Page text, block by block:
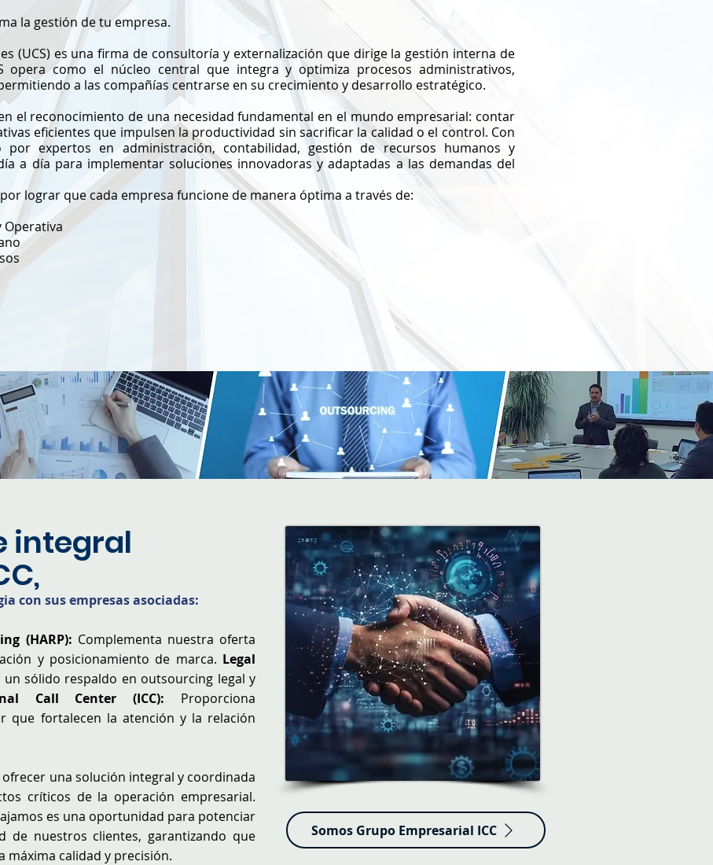
la gestión de tu empresa.
(UCS) es una firma de consultoría y externalización que dirige la gestión interna de
opera como el núcleo central que integra y optimiza procesos administrativos,
a las compañías centrarse en su crecimiento y desarrollo estratégico.
el reconocimiento de una necesidad fundamental en el mundo empresarial: contar
eficientes que impulsen la productividad sin sacrificar la calidad o el control. Con
por expertos en administración, contabilidad, gestión de recursos humanos y
a día para implementar soluciones innovadoras y adaptadas a las demandas del
lograr que cada empresa funcione de manera óptima a través de:
Operativa
integral
con sus empresas asociadas:
(HARP): Complementa nuestra oferta
y posicionamiento de marca. Legal
un sólido respaldo en outsourcing legal y
Call Center (ICC): Proporciona
que fortalecen la atención y la relación
una solución integral y coordinada
críticos de la operación empresarial.
es una oportunidad para potenciar
de nuestros clientes, garantizando que
máxima calidad y precisión.
Somos Grupo Empresarial ICC